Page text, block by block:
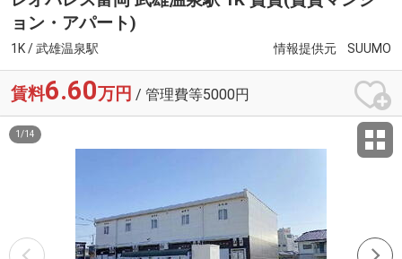
ョン・アパート)
1K / 武雄温泉駅 情報提供元 SUUMO
賃料6.60万円 / 管理費等5000円
1 /14